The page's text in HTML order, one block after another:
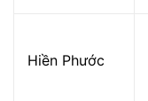
Hiền Phước